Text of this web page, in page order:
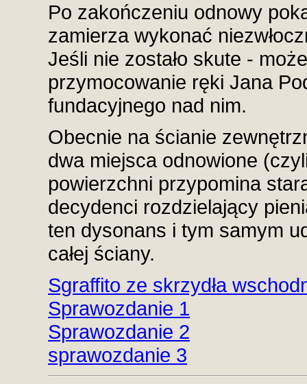
Po zakończeniu odnowy
zamierza wykonać
Jeśli nie zostało skute -
przymocowanie ręki Jana
fundacyjnego nad nim.
Obecnie na ścianie
dwa miejsca odnowione
powierzchni przypomina
decydenci rozdzielający
ten dysonans i tym samym
całej ściany.
Sgraffito ze skrzydła
Sprawozdanie 1
Sprawozdanie 2
sprawozdanie 3